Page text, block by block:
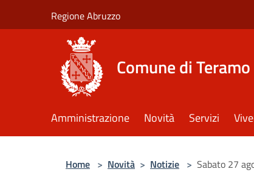
Regione Abruzzo
Comune di Teramo
Amministrazione Novità Servizi
Home > Novità > Notizie > Sabato 27